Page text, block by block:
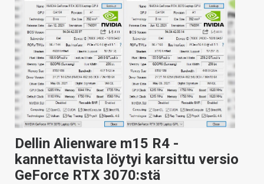
HINTA.FI
KAUPPA
VAIHDA TEEMA
HAKU
Dellin Alienware m15 R4 -
kannettavista löytyi karsittu versio
GeForce RTX 3070:stä